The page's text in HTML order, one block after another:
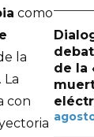
como
la
La
con
de la